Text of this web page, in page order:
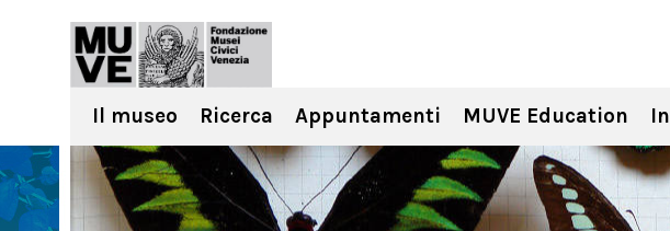
Il museo Ricerca Appuntamenti MUVE Education